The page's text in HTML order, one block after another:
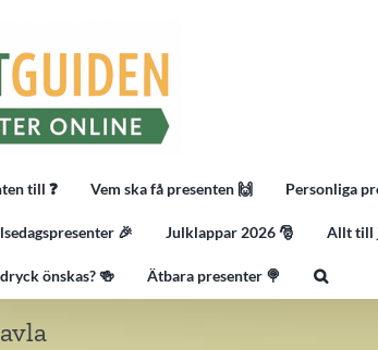
till ❓ Vem ska få presenten 🙌 Personliga
🎉 Julklappar 2026 🎅 Allt till
önskas? 🍻 Ätbara presenter 🍭